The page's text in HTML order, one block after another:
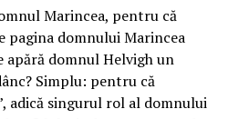
Marincea, pentru că
pagina domnului Marincea
apără domnul Helvigh un
Simplu: pentru că
adică singurul rol al domnului